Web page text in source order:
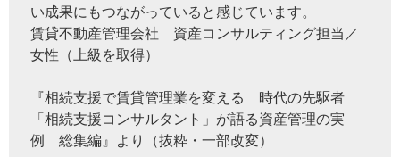
い成果にもつながっていると感じています。
賃貸不動産管理会社 資産コンサルティング担当／
女性（上級を取得）
『相続支援で賃貸管理業を変える 時代の先駆者
「相続支援コンサルタント」が語る資産管理の実
例 総集編』より（抜粋・一部改変）